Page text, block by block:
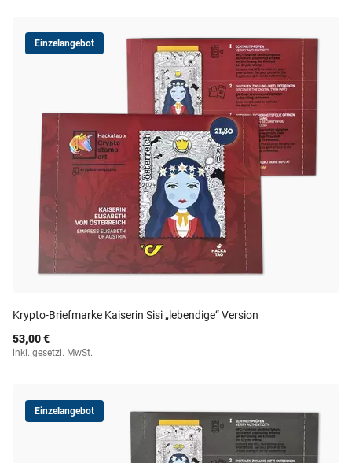
Einzelangebot
Krypto-Briefmarke Kaiserin Sisi „lebendige“ Version
53,00 €
inkl. gesetzl. MwSt.
Einzelangebot